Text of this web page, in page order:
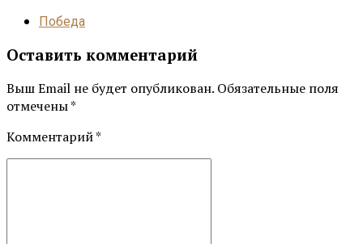
Победа
Оставить комментарий
Выш Email не будет опубликован. Обязательные поля
отмечены *
Комментарий*